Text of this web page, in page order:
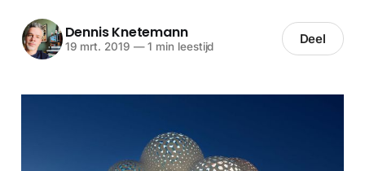
Dennis Knetemann
19 mrt. 2019 —1 min leestijd Deel